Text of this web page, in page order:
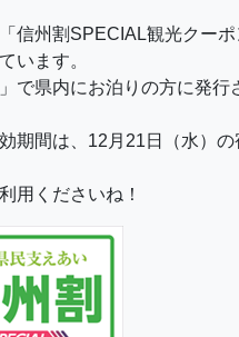
信州割SPECIAL観光クー
います。
」で県内にお泊りの方に発行
期間は、12月21日（水）
用くださいね！